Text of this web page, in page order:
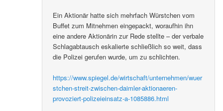
Ein Aktionär hatte sich mehrfach Würstchen vom
Buffet zum Mitnehmen eingepackt, woraufhin ihn
eine andere Aktionärin zur Rede stellte – der verbale
Schlagabtausch eskalierte schließlich so weit, dass
die Polizei gerufen wurde, um zu schlichten.
https://www.spiegel.de/wirtschaft/unternehmen/wuer
stchen-streit-zwischen-daimler-aktionaeren-
provoziert-polizeieinsatz-a-1085886.html